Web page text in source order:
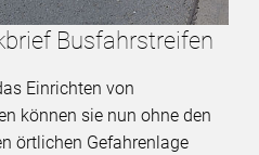
Busfahrstreifen
Einrichten von
können sie nun ohne den
örtlichen Gefahrenlage